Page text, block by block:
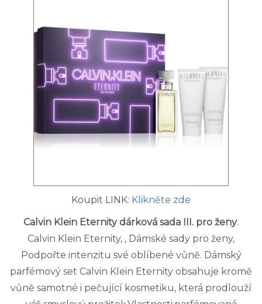
Koupit LINK: Klikněte zde
Calvin Klein Eternity dárková sada III. pro ženy.
Calvin Klein Eternity, , Dámské sady pro ženy,
Podpořte intenzitu své oblíbené vůně. Dámský
parfémový set Calvin Klein Eternity obsahuje kromě
vůně samotné i pečující kosmetiku, která prodlouží